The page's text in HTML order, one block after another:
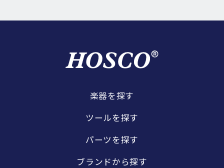
楽器を探す
ツールを探す
パーツを探す
ブランドから探す